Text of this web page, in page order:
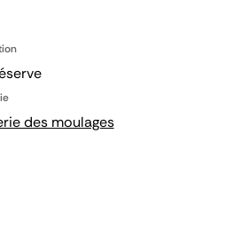
des moulages